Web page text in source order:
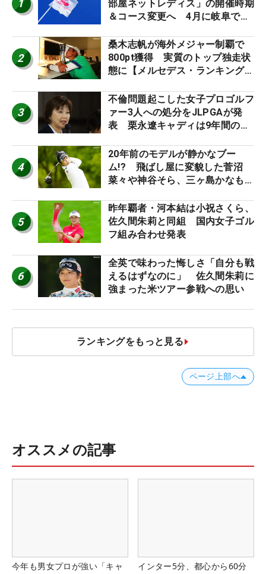
1
部屋ネットレディス」の開催時期
＆コース変更へ 4月に岐阜で開
2
桑木志帆が海外メジャー制覇で
800pt獲得 実質のトップ独走状
態に【メルセデス・ランキング番
3
不倫問題起こした女子プロゴルフ
ァー3人への処分をJLPGAが発
表 栗永遼キャディは9年間の立
4
20年前のモデルが静かなブー
ム!? 飛ばし屋に変貌した菅沼
菜々や神谷そら、三ヶ島かなも使
ロたちの“飛ばしギア”】
5
昨年覇者・河本結は小祝さくら、
佐久間朱莉と同組 国内女子ゴル
フ組み合わせ発表
6
全英で味わった悔しさ「自分も戦
えるはずなのに」 佐久間朱莉に
強まった米ツアー参戦への思い
ランキングをもっと見る
ページ上部へ
オススメの記事
今年も男女プロが強い「キャ
インター5分、都心から60分